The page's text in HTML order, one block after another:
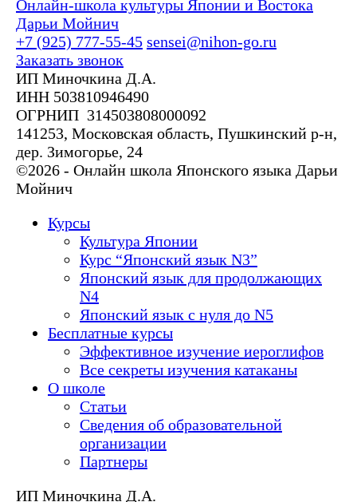
Онлайн-школа культуры Японии и Востока
Дарьи Мойнич
+7 (925) 777-55-45 sensei@nihon-go.ru
Заказать звонок
ИП Миночкина Д.А.
ИНН 503810946490
ОГРНИП 314503808000092
141253, Московская область, Пушкинский р-н,
дер. Зимогорье, 24
©2026 - Онлайн школа Японского языка Дарьи
Мойнич
Курсы
Культура Японии
Курс “Японский язык N3”
Японский язык для продолжающих
N4
Японский язык с нуля до N5
Бесплатные курсы
Эффективное изучение иероглифов
Все секреты изучения катаканы
О школе
Статьи
Сведения об образовательной
организации
Партнеры
ИП Миночкина Д.А.